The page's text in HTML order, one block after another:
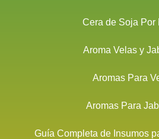
Cera de Soja Por
Aroma Velas y
Aromas Para
Aromas Para
Guía Completa de Insumos